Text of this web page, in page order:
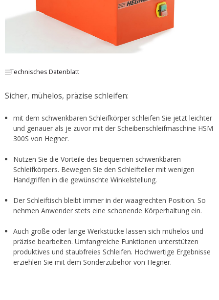
Technisches Datenblatt
Sicher, mühelos, präzise schleifen:
mit dem schwenkbaren Schleifkörper schleifen Sie jetzt leichter
und genauer als je zuvor mit der Scheibenschleifmaschine HSM
300S von Hegner.
Nutzen Sie die Vorteile des bequemen schwenkbaren
Schleifkörpers. Bewegen Sie den Schleifteller mit wenigen
Handgriffen in die gewünschte Winkelstellung.
Der Schleiftisch bleibt immer in der waagrechten Position. So
nehmen Anwender stets eine schonende Körperhaltung ein.
Auch große oder lange Werkstücke lassen sich mühelos und
präzise bearbeiten. Umfangreiche Funktionen unterstützen
produktives und staubfreies Schleifen. Hochwertige Ergebnisse
erziehlen Sie mit dem Sonderzubehör von Hegner.